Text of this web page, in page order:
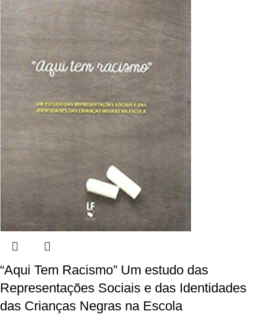
“Aqui Tem Racismo” Um estudo das
Representações Sociais e das Identidades
das Crianças Negras na Escola